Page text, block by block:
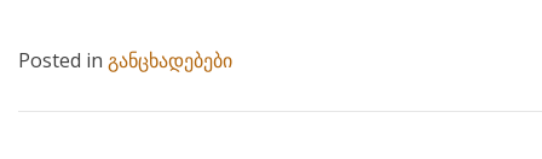
Posted in განცხადებები